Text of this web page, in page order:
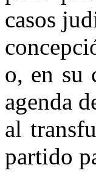
casos
o, en su
agenda
al
partido